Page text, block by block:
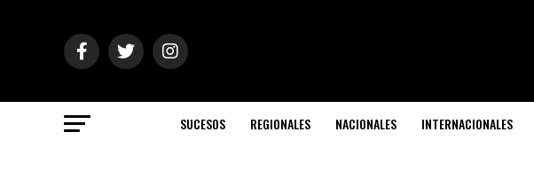
SUCESOS REGIONALES NACIONALES INTERNACIONALES